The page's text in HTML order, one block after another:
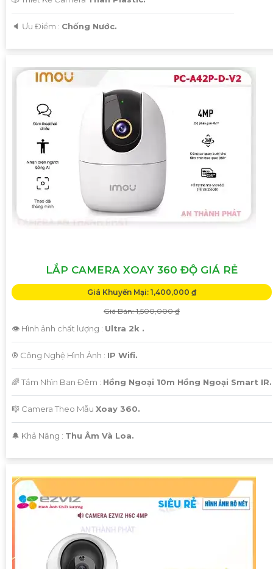
️🔈 Ưu Điểm : Chống Nước.
LẮP CAMERA XOAY 360 ĐỘ GIÁ RẺ
Giá Khuyến Mại: 1,400,000 ₫
Giá Bán: 1,500,000 ₫
👁 Hình ảnh chất lượng : Ultra 2k .
®️ Công Nghệ Hình Ảnh : IP Wifi.
🌈 Tầm Nhìn Ban Đêm : Hồng Ngoại 10m Hồng Ngoại Smart IR.
🎼️ Camera Theo Mẫu Xoay 360.
️🔔 Khả Năng : Thu Âm Và Loa.